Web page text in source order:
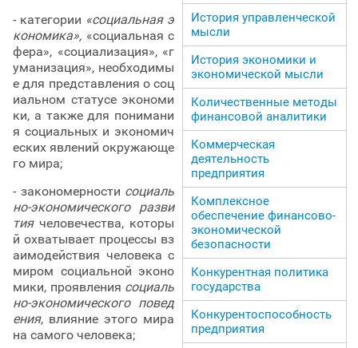
- категории «социальная э
кономика», «социальная с
фера», «социализация», «г
уманизация», необходимы
е для представления о соц
иальном статусе экономи
ки, а также для понимани
я социальных и экономич
еских явлений окружающе
го мира;
- закономерности социаль
но-экономического разви
тиячеловечества, которы
й охватывает процессы вз
аимодействия человека с
миром социальной эконо
мики, проявления социаль
но-экономического повед
ения, влияние этого мира
на самого человека;
История управленческой
мысли
История экономики и
экономической мысли
Количественные методы
финансовой аналитики
Коммерческая
деятельность
предприятия
Комплексное
обеспечение финансово-
экономической
безопасности
Конкурентная политика
государства
Конкурентоспособность
предприятия